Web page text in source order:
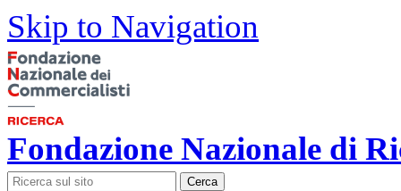
Skip to Navigation
Fondazione Nazionale di
Cerca